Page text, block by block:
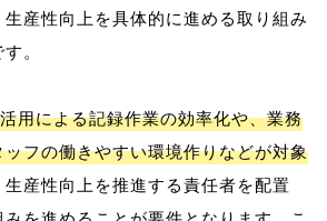
産性向上を具体的に進める取り組み
。
用による記録作業の効率化や、業務
フの働きやすい環境作りなどが対象
生産性向上を推進する責任者を配置